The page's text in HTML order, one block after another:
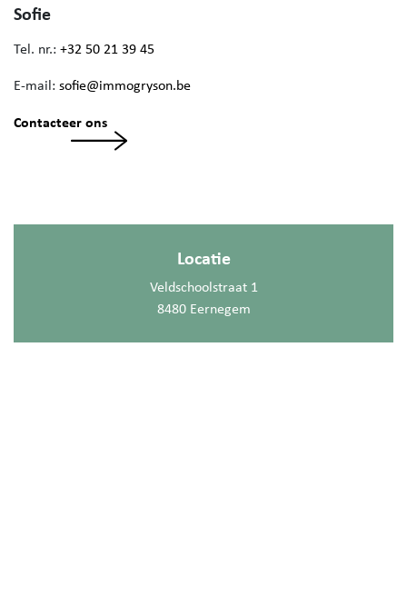
Sofie
Tel. nr.: +32 50 21 39 45
E-mail: sofie@immogryson.be
Contacteer ons
Locatie
Veldschoolstraat 1
8480 Eernegem